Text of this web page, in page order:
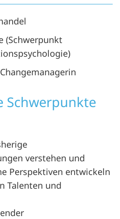
Schwerpunkte
verstehen und
Perspektiven entwickeln
Talenten und
(Schwerpunkt